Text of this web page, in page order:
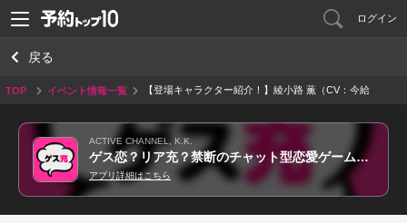
ログイン
戻る
TOP イベント情報一覧
【登場キャラクター紹介！】綾小路 薫（CV：今給
ACTIVE CHANNEL, K.K.
ゲス恋？リア充？禁断のチャット型恋愛ゲーム＊完全無料ゲーム
アプリ詳細はこちら